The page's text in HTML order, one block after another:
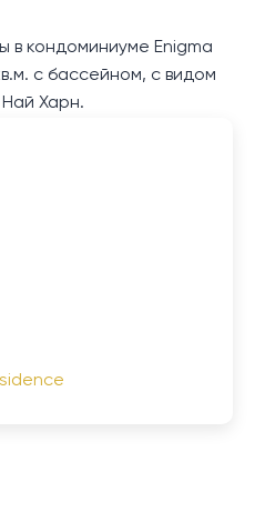
в кондоминиуме Enigma
с бассейном, с видом
Харн.